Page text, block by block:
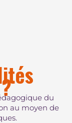
du
au moyen de